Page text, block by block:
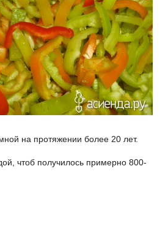
на протяжении более 20 лет.
чтоб получилось примерно 800-